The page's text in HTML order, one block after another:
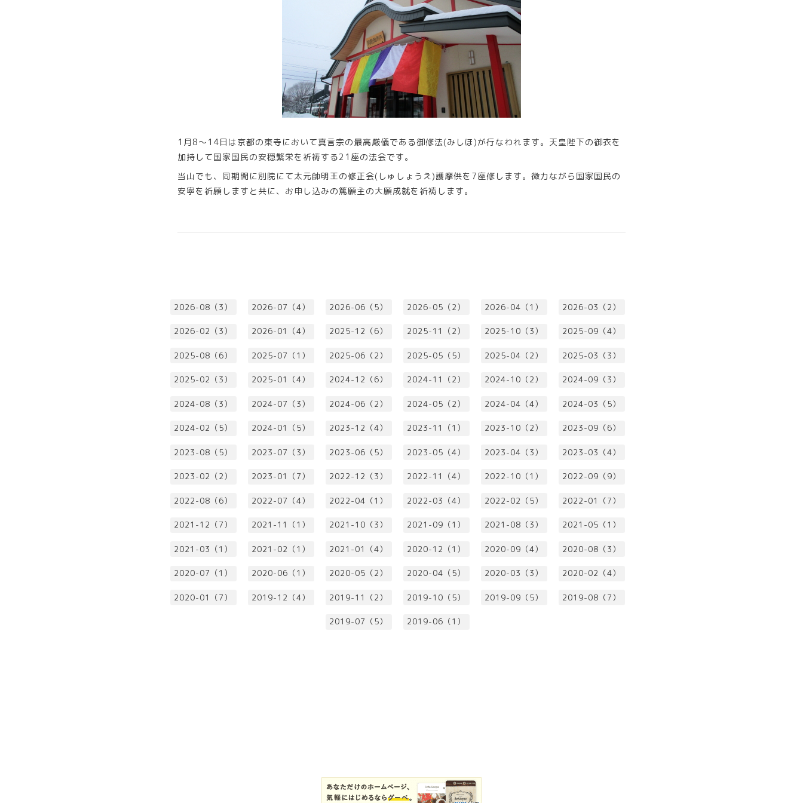
1月8～14日は京都の東寺において真言宗の最高厳儀である御修法(みしほ)が行なわれます。天皇陛下の御衣を
加持して国家国民の安穏繁栄を祈祷する21座の法会です。
当山でも、同期間に別院にて太元帥明王の修正会(しゅしょうえ)護摩供を7座修します。微力ながら国家国民の
安寧を祈願しますと共に、お申し込みの篤願主の大願成就を祈祷します。
2026-08（3） 2026-07（4） 2026-06（5） 2026-05（2） 2026-04（1） 2026-03（2）
2026-02（3） 2026-01（4） 2025-12（6） 2025-11（2） 2025-10（3） 2025-09（4）
2025-08（6） 2025-07（1） 2025-06（2） 2025-05（5） 2025-04（2） 2025-03（3）
2025-02（3） 2025-01（4） 2024-12（6） 2024-11（2） 2024-10（2） 2024-09（3）
2024-08（3） 2024-07（3） 2024-06（2） 2024-05（2） 2024-04（4） 2024-03（5）
2024-02（5） 2024-01（5） 2023-12（4） 2023-11（1） 2023-10（2） 2023-09（6）
2023-08（5） 2023-07（3） 2023-06（5） 2023-05（4） 2023-04（3） 2023-03（4）
2023-02（2） 2023-01（7） 2022-12（3） 2022-11（4） 2022-10（1） 2022-09（9）
2022-08（6） 2022-07（4） 2022-04（1） 2022-03（4） 2022-02（5） 2022-01（7）
2021-12（7） 2021-11（1） 2021-10（3） 2021-09（1） 2021-08（3） 2021-05（1）
2021-03（1） 2021-02（1） 2021-01（4） 2020-12（1） 2020-09（4） 2020-08（3）
2020-07（1） 2020-06（1） 2020-05（2） 2020-04（5） 2020-03（3） 2020-02（4）
2020-01（7） 2019-12（4） 2019-11（2） 2019-10（5） 2019-09（5） 2019-08（7）
2019-07（5） 2019-06（1）